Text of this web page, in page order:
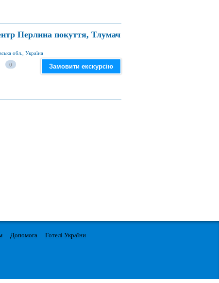
Перлина покуття, Тлумач
обл., Україна
0 Замовити екскурсію
Допомога
Готелі України